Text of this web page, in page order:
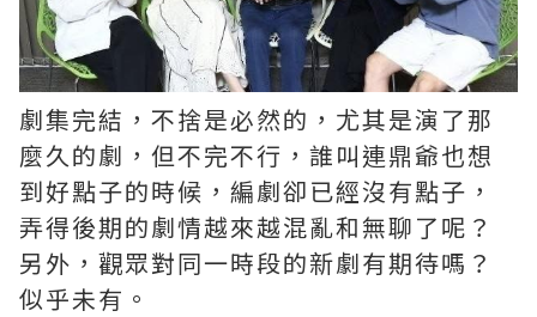
劇集完結，不捨是必然的，尤其是演了那
麼久的劇，但不完不行，誰叫連鼎爺也想
到好點子的時候，編劇卻已經沒有點子，
弄得後期的劇情越來越混亂和無聊了呢？ ​​​
另外，觀眾對同一時段的新劇有期待嗎？
似乎未有。